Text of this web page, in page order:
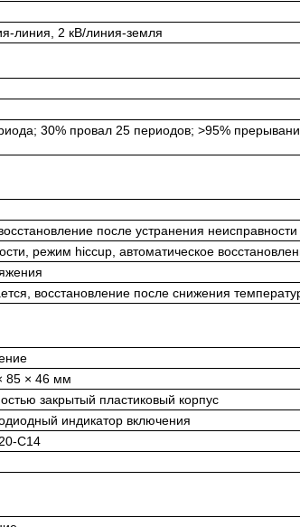
линия, 2 кВ/линия-земля
30% провал 25 периодов; >95%
после устранения неисправности
режим hiccup, автоматическое
восстановление после снижения
85 × 46 мм
закрытый пластиковый корпус
индикатор включения
C14